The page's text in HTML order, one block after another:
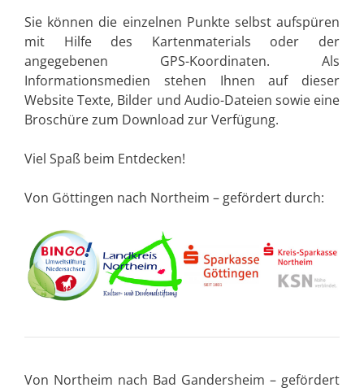
Sie können die einzelnen Punkte selbst aufspüren
mit Hilfe des Kartenmaterials oder der
angegebenen GPS-Koordinaten. Als
Informationsmedien stehen Ihnen auf dieser
Website Texte, Bilder und Audio-Dateien sowie eine
Broschüre zum Download zur Verfügung.
Viel Spaß beim Entdecken!
Von Göttingen nach Northeim – gefördert durch:
Von Northeim nach Bad Gandersheim – gefördert